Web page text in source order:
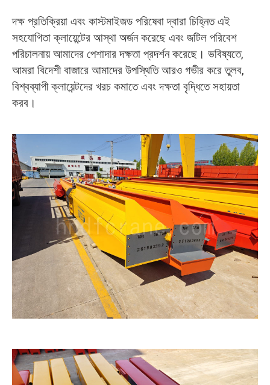
দক্ষ প্রতিক্রিয়া এবং কাস্টমাইজড পরিষেবা দ্বারা চিহ্নিত এই
সহযোগিতা ক্লায়েন্টের আস্থা অর্জন করেছে এবং জটিল পরিবেশ
পরিচালনায় আমাদের পেশাদার দক্ষতা প্রদর্শন করেছে। ভবিষ্যতে,
আমরা বিদেশী বাজারে আমাদের উপস্থিতি আরও গভীর করে তুলব,
বিশ্বব্যাপী ক্লায়েন্টদের খরচ কমাতে এবং দক্ষতা বৃদ্ধিতে সহায়তা
করব।